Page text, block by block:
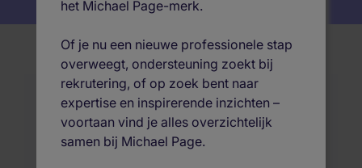
het Michael Page-merk.
Of je nu een nieuwe professionele stap
overweegt, ondersteuning zoekt bij
rekrutering, of op zoek bent naar
expertise en inspirerende inzichten –
voortaan vind je alles overzichtelijk
samen bij Michael Page.
Op zoek naar personeel in de sector Human
Resources?
We hebben recruitment consultants die